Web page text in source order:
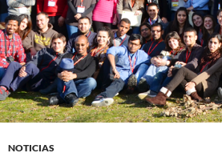
NOTICIAS